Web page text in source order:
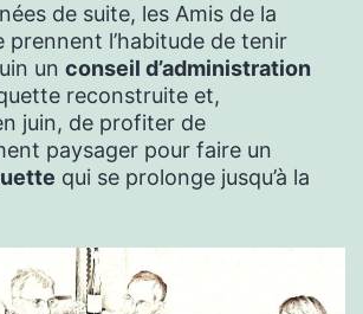
de suite, les Amis de la
prennent l’habitude de tenir
un conseil d’administration
reconstruite et,
juin, de profiter de
paysager pour faire un
qui se prolonge jusqu’à la